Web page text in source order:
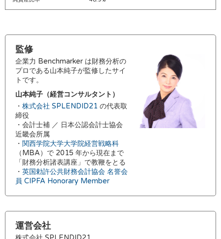
監修
企業力 Benchmarker は財務分析の
プロである山本純子が監修したサイ
トです。
山本純子（経営コンサルタント）
・ 株式会社 SPLENDID21 の代表取
締役
・会計士補 ／ 日本公認会計士協会
近畿会所属
・ 関西学院大学大学院経営戦略科
（MBA）で 2015 年から現在まで
「財務分析諸表講座」で教鞭をとる
・ 英国勅許公共財務会計協会 名誉会
員 CIPFA Honorary Member
運営会社